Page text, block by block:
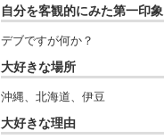
自分を客観的にみた第一印象
デブですが何か？
大好きな場所
沖縄、北海道、伊豆
大好きな理由